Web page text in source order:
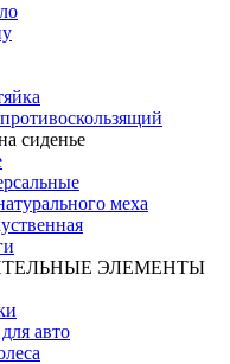
сиденье
меха
ЭЛЕМЕНТЫ
авто